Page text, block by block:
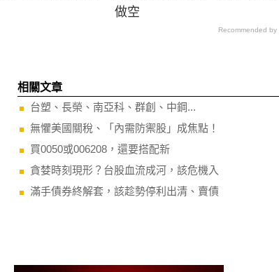
做空
Recommended by
相關文章
台塑、長榮、南亞科、群創、中鋼...
無懼美國關稅、「內需防禦股」成焦點！
買0050或006208，還要搭配新
貪婪時刻現形？台股血流成河，該危機入
滿手債券終解套，該趁勢停利出清、賣債